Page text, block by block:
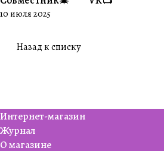
10 июля 2025
Назад к списку
Интернет-магазин
Журнал
О магазине